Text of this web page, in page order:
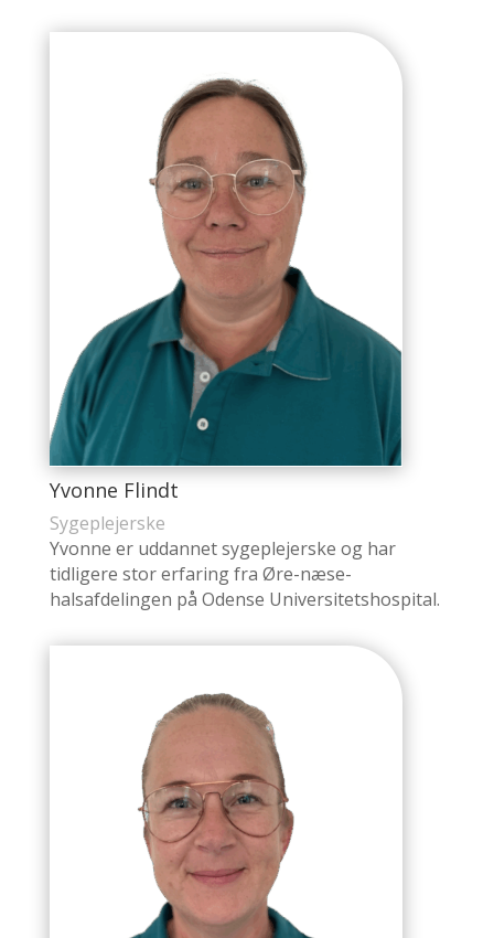
Yvonne Flindt
Sygeplejerske
Yvonne er uddannet sygeplejerske og har
tidligere stor erfaring fra Øre-næse-
halsafdelingen på Odense Universitetshospital.